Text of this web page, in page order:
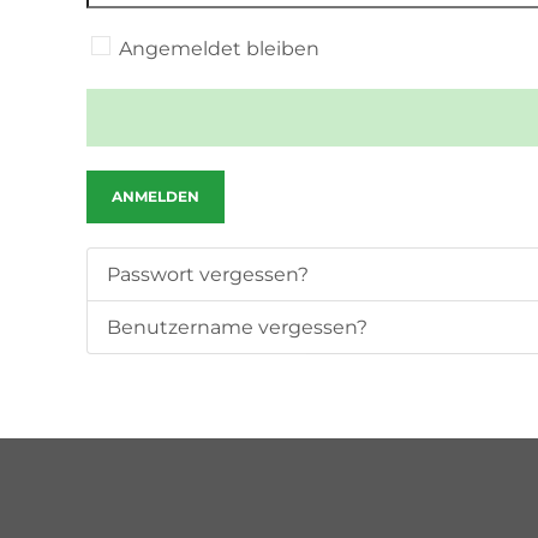
Angemeldet bleiben
ANMELDEN
Passwort vergessen?
Benutzername vergessen?